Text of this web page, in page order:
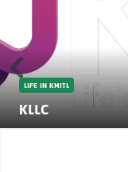
LIFE IN KMITL
KLLC